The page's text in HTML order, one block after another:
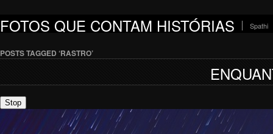
FOTOS QUE CONTAM HISTÓRIAS Spathi
POSTS TAGGED ‘RASTRO’
Stop